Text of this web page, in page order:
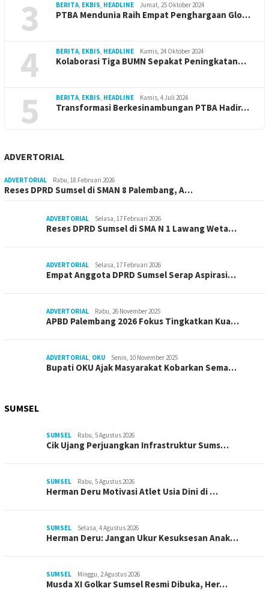
3 BERITA, EKBIS, HEADLINE Jumat, 25 Oktober 2024
PTBA Mendunia Raih Empat Penghargaan Glo…
4 BERITA, EKBIS, HEADLINE Kamis, 24 Oktober 2024
Kolaborasi Tiga BUMN Sepakat Peningkatan…
5 BERITA, EKBIS, HEADLINE Kamis, 4 Juli 2024
Transformasi Berkesinambungan PTBA Hadir…
ADVERTORIAL
ADVERTORIAL Rabu, 18 Februari 2026
Reses DPRD Sumsel di SMAN 8 Palembang, A…
ADVERTORIAL Selasa, 17 Februari 2026
Reses DPRD Sumsel di SMA N 1 Lawang Weta…
ADVERTORIAL Selasa, 17 Februari 2026
Empat Anggota DPRD Sumsel Serap Aspirasi…
ADVERTORIAL Rabu, 26 November 2025
APBD Palembang 2026 Fokus Tingkatkan Kua…
ADVERTORIAL, OKU Senin, 10 November 2025
Bupati OKU Ajak Masyarakat Kobarkan Sema…
SUMSEL
SUMSEL Rabu, 5 Agustus 2026
Cik Ujang Perjuangkan Infrastruktur Sums…
SUMSEL Rabu, 5 Agustus 2026
Herman Deru Motivasi Atlet Usia Dini di …
SUMSEL Selasa, 4 Agustus 2026
Herman Deru: Jangan Ukur Kesuksesan Anak…
SUMSEL Minggu, 2 Agustus 2026
Musda XI Golkar Sumsel Resmi Dibuka, Her…